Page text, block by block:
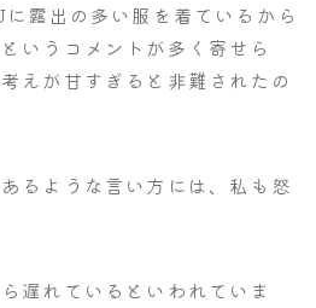
露出の多い服を着ているから
いうコメントが多く寄せら
えが甘すぎると非難されたの
るような言い方には、私も怒
遅れているといわれていま